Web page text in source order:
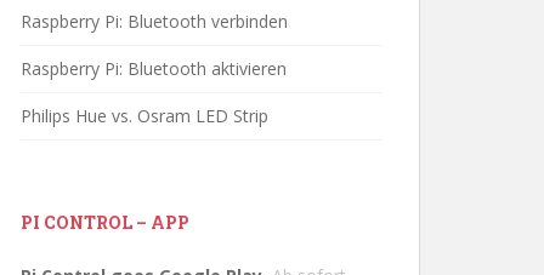
Raspberry Pi: Bluetooth verbinden
Raspberry Pi: Bluetooth aktivieren
Philips Hue vs. Osram LED Strip
PI CONTROL – APP